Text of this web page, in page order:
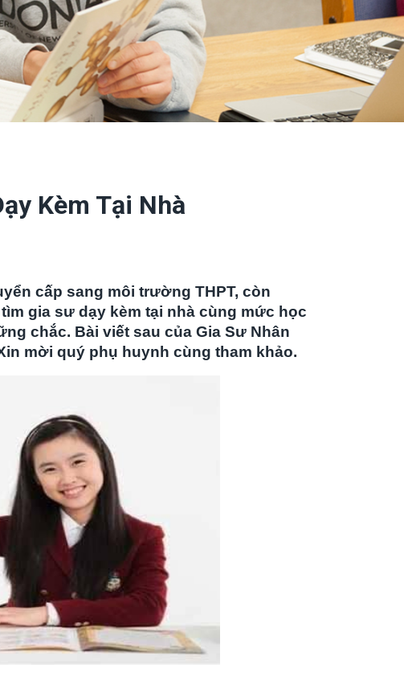
Kèm Tại Nhà
cấp sang môi trường THPT, còn
gia sư dạy kèm tại nhà cùng mức học
chắc. Bài viết sau của Gia Sư Nhân
mời quý phụ huynh cùng tham khảo.